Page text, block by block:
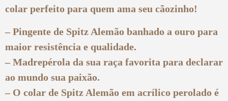
colar perfeito para quem ama seu cãozinho!
– Pingente de Spitz Alemão banhado a ouro para
maior resistência e qualidade.
– Madrepérola da sua raça favorita para declarar
ao mundo sua paixão.
– O colar de Spitz Alemão em acrílico perolado é